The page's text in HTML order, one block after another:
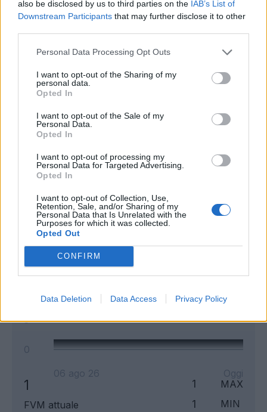
also be disclosed by us to third parties on the IAB’s List of
Downstream Participants that may further disclose it to other
Personal Data Processing Opt Outs
I want to opt-out of the Sharing of my
personal data.
Opted In
I want to opt-out of the Sale of my
Personal Data.
Opted In
I want to opt-out of processing my
Personal Data for Targeted Advertising.
Opted In
I want to opt-out of Collection, Use,
Retention, Sale, and/or Sharing of my
Personal Data that Is Unrelated with the
Purposes for which it was collected.
Opted Out
CONFIRM
Data Deletion Data Access Privacy Policy
Classic
Andamento FantaValore di Mercato
FVM attuale 1 MIN
3
1
FVM attuale
1 MAX
1 MIN